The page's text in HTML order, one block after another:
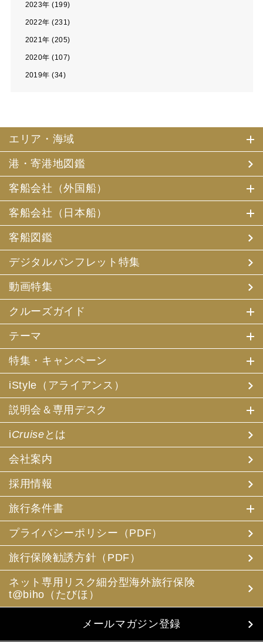
2023年 (199)
2022年 (231)
2021年 (205)
2020年 (107)
2019年 (34)
エリア・海域
港・寄港地図鑑
客船会社（外国船）
客船会社（日本船）
客船図鑑
デジタルパンフレット特集
動画特集
クルーズガイド
テーマ
特集・キャンペーン
iStyle（アライアンス）
説明会＆専用デスク
iCruise とは
会社案内
採用情報
旅行条件書
プライバシーポリシー（PDF）
旅行保険勧誘方針（PDF）
ネット専用リスク細分型海外旅行保険
t@biho（たびほ）
メールマガジン登録